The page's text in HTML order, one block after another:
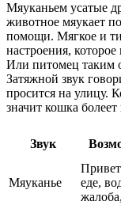
Мяуканьем усатые
животное мяукает
помощи. Мягкое и
настроения,
Или питомец таким
Затяжной звук
просится на улицу.
значит кошка
Звук
Мяуканье
еде,